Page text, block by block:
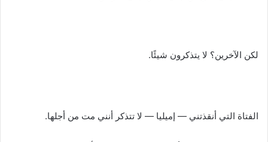
لكن الآخرين؟ لا يتذكرون شيئًا.
الفتاة التي أنقذتني — إميليا — لا تتذكر أنني مت من أجلها.